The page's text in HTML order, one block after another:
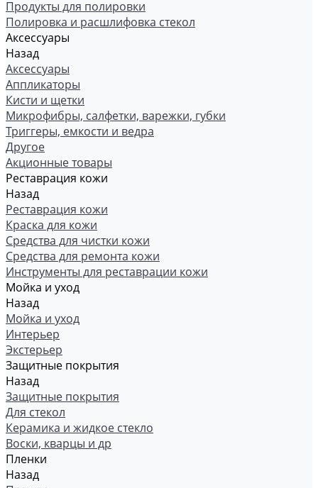
Продукты для полировки
Полировка и расшлифовка стекол
Аксессуары
Назад
Аксессуары
Аппликаторы
Кисти и щетки
Микрофибры, салфетки, варежки, губки
Триггеры, емкости и ведра
Другое
Акционные товары
Реставрация кожи
Назад
Реставрация кожи
Краска для кожи
Средства для чистки кожи
Средства для ремонта кожи
Инструменты для реставрации кожи
Мойка и уход
Назад
Мойка и уход
Интерьер
Экстерьер
Защитные покрытия
Назад
Защитные покрытия
Для стекол
Керамика и жидкое стекло
Воски, кварцы и др
Пленки
Назад